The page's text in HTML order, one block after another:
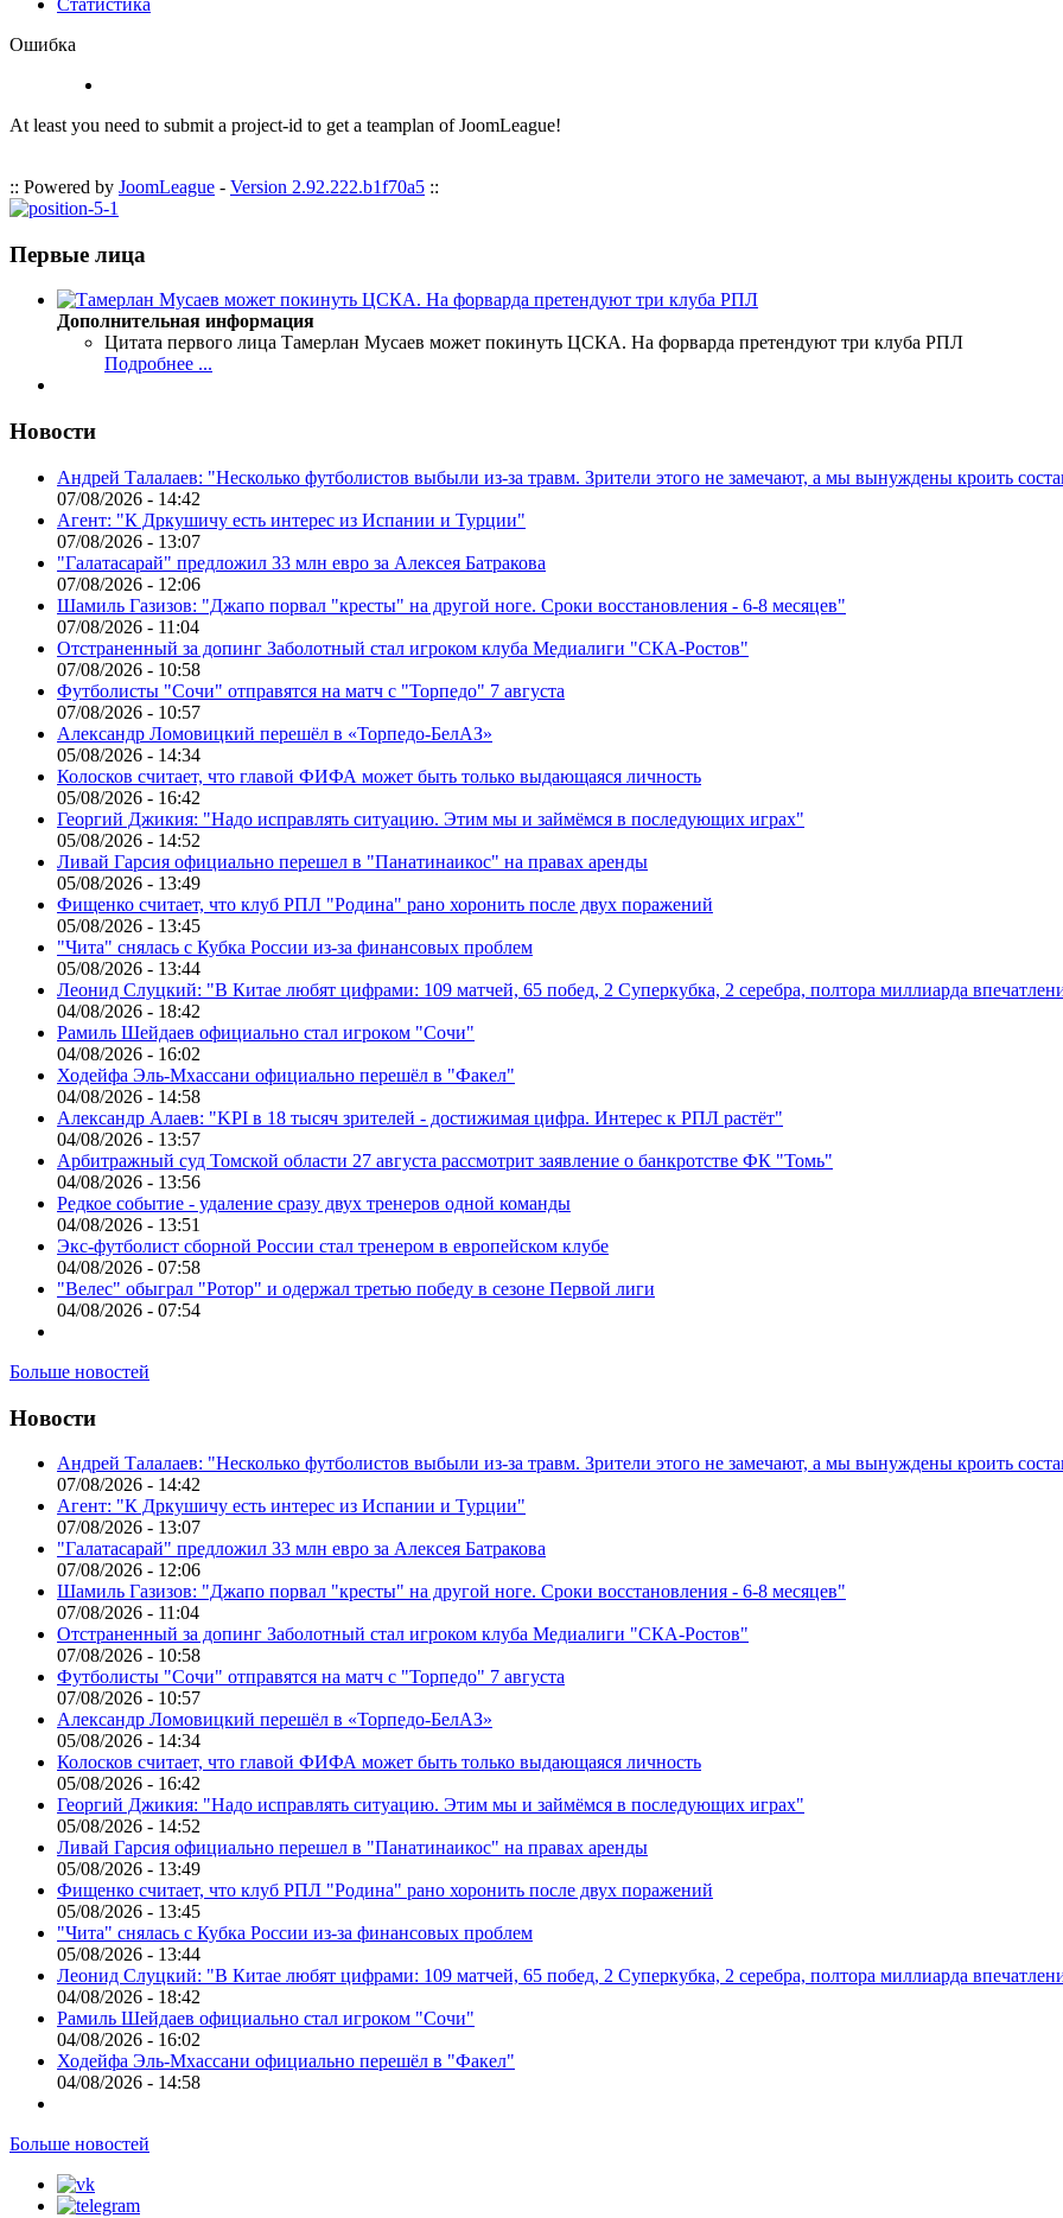
Статистика
Ошибка
At least you need to submit a project-id to get a teamplan of JoomLeague!
:: Powered by JoomLeague - Version 2.92.222.b1f70a5 ::
Первые лица
Дополнительная информация
Цитата первого лица Тамерлан Мусаев может покинуть ЦСКА. На форварда претендуют три клуба РПЛ
Подробнее ...
Новости
Андрей Талалаев: "Несколько футболистов выбыли из-за травм. Зрители этого не замечают, а мы вынуждены кроить
07/08/2026 - 14:42
Агент: "К Дркушичу есть интерес из Испании и Турции"
07/08/2026 - 13:07
"Галатасарай" предложил 33 млн евро за Алексея Батракова
07/08/2026 - 12:06
Шамиль Газизов: "Джапо порвал "кресты" на другой ноге. Сроки восстановления - 6-8 месяцев"
07/08/2026 - 11:04
Отстраненный за допинг Заболотный стал игроком клуба Медиалиги "СКА-Ростов"
07/08/2026 - 10:58
Футболисты "Сочи" отправятся на матч с "Торпедо" 7 августа
07/08/2026 - 10:57
Александр Ломовицкий перешёл в «Торпедо-БелАЗ»
05/08/2026 - 14:34
Колосков считает, что главой ФИФА может быть только выдающаяся личность
05/08/2026 - 16:42
Георгий Джикия: "Надо исправлять ситуацию. Этим мы и займёмся в последующих играх"
05/08/2026 - 14:52
Ливай Гарсия официально перешел в "Панатинаикос" на правах аренды
05/08/2026 - 13:49
Фищенко считает, что клуб РПЛ "Родина" рано хоронить после двух поражений
05/08/2026 - 13:45
"Чита" снялась с Кубка России из-за финансовых проблем
05/08/2026 - 13:44
Леонид Слуцкий: "В Китае любят цифрами: 109 матчей, 65 побед, 2 Суперкубка, 2 серебра, полтора миллиарда
04/08/2026 - 18:42
Рамиль Шейдаев официально стал игроком "Сочи"
04/08/2026 - 16:02
Ходейфа Эль-Мхассани официально перешёл в "Факел"
04/08/2026 - 14:58
Александр Алаев: "KPI в 18 тысяч зрителей - достижимая цифра. Интерес к РПЛ растёт"
04/08/2026 - 13:57
Арбитражный суд Томской области 27 августа рассмотрит заявление о банкротстве ФК "Томь"
04/08/2026 - 13:56
Редкое событие - удаление сразу двух тренеров одной команды
04/08/2026 - 13:51
Экс-футболист сборной России стал тренером в европейском клубе
04/08/2026 - 07:58
"Велес" обыграл "Ротор" и одержал третью победу в сезоне Первой лиги
04/08/2026 - 07:54
Больше новостей
Новости
Андрей Талалаев: "Несколько футболистов выбыли из-за травм. Зрители этого не замечают, а мы вынуждены кроить
07/08/2026 - 14:42
Агент: "К Дркушичу есть интерес из Испании и Турции"
07/08/2026 - 13:07
"Галатасарай" предложил 33 млн евро за Алексея Батракова
07/08/2026 - 12:06
Шамиль Газизов: "Джапо порвал "кресты" на другой ноге. Сроки восстановления - 6-8 месяцев"
07/08/2026 - 11:04
Отстраненный за допинг Заболотный стал игроком клуба Медиалиги "СКА-Ростов"
07/08/2026 - 10:58
Футболисты "Сочи" отправятся на матч с "Торпедо" 7 августа
07/08/2026 - 10:57
Александр Ломовицкий перешёл в «Торпедо-БелАЗ»
05/08/2026 - 14:34
Колосков считает, что главой ФИФА может быть только выдающаяся личность
05/08/2026 - 16:42
Георгий Джикия: "Надо исправлять ситуацию. Этим мы и займёмся в последующих играх"
05/08/2026 - 14:52
Ливай Гарсия официально перешел в "Панатинаикос" на правах аренды
05/08/2026 - 13:49
Фищенко считает, что клуб РПЛ "Родина" рано хоронить после двух поражений
05/08/2026 - 13:45
"Чита" снялась с Кубка России из-за финансовых проблем
05/08/2026 - 13:44
Леонид Слуцкий: "В Китае любят цифрами: 109 матчей, 65 побед, 2 Суперкубка, 2 серебра, полтора миллиарда
04/08/2026 - 18:42
Рамиль Шейдаев официально стал игроком "Сочи"
04/08/2026 - 16:02
Ходейфа Эль-Мхассани официально перешёл в "Факел"
04/08/2026 - 14:58
Больше новостей